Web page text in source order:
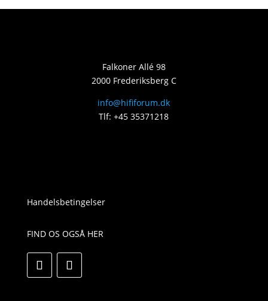
Falkoner Allé 98
2000 Frederiksberg C
info@hififorum.dk
Tlf: +45 35371218
Handelsbetingelser
FIND OS OGSÅ HER